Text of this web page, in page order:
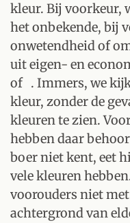
kleur. Bij voorkeur,
het onbekende, bij
onwetendheid of
uit eigen- en
of . Immers, we
kleur, zonder de
kleuren te zien.
hebben daar
boer niet kent, eet
vele kleuren
voorouders niet
achtergrond van